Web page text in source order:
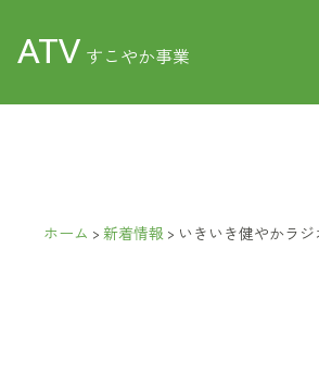
ATV すこやか事業
ホーム >新着情報> いきいき健やかラジ